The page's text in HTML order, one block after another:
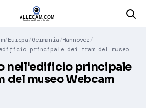
Europa Germania Hannover
principale dei tram del museo
nell'edificio principale
del museo Webcam